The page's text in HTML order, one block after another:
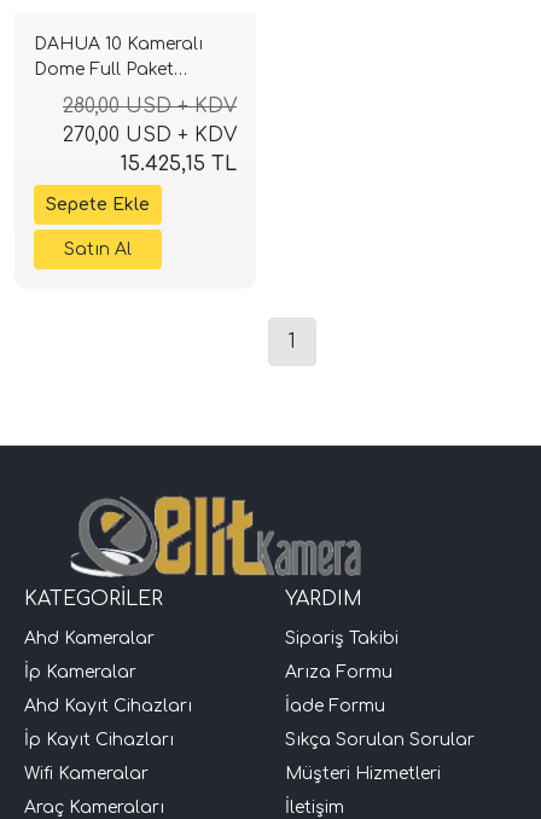
DAHUA 10 Kameralı
Dome Full Paket
Güvenlik Seti Sistemi
280,00 USD + KDV
270,00 USD + KDV
15.425,15 TL
1
KATEGORİLER
Ahd Kameralar
İp Kameralar
Ahd Kayıt Cihazları
İp Kayıt Cihazları
Wifi Kameralar
Araç Kameraları
YARDIM
Sipariş Takibi
Arıza Formu
İade Formu
Sıkça Sorulan Sorular
Müşteri Hizmetleri
İletişim